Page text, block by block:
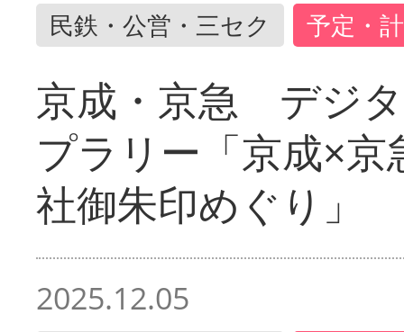
民鉄・公営・三セク 予定・
京成・京急 デジ
プラリー「京成×
社御朱印めぐり」
2025.12.05